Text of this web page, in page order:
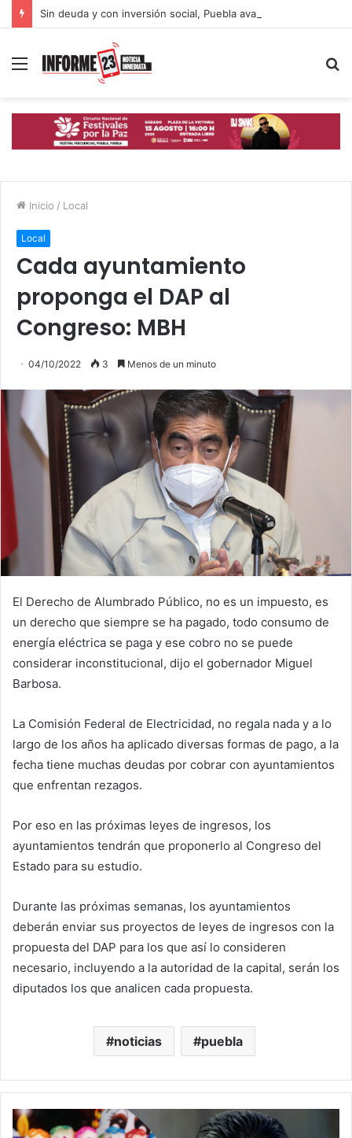
Menú
Inicio / Local
Local
Cada ayuntamiento
proponga el DAP al
Congreso: MBH
04/10/2022 3 Menos de un minuto
El Derecho de Alumbrado Público, no es un impuesto, es
un derecho que siempre se ha pagado, todo consumo de
energía eléctrica se paga y ese cobro no se puede
considerar inconstitucional, dijo el gobernador Miguel
Barbosa.
La Comisión Federal de Electricidad, no regala nada y a lo
largo de los años ha aplicado diversas formas de pago, a la
fecha tiene muchas deudas por cobrar con ayuntamientos
que enfrentan rezagos.
Por eso en las próximas leyes de ingresos, los
ayuntamientos tendrán que proponerlo al Congreso del
Estado para su estudio.
Durante las próximas semanas, los ayuntamientos
deberán enviar sus proyectos de leyes de ingresos con la
propuesta del DAP para los que así lo consideren
necesario, incluyendo a la autoridad de la capital, serán los
diputados los que analicen cada propuesta.
noticias puebla